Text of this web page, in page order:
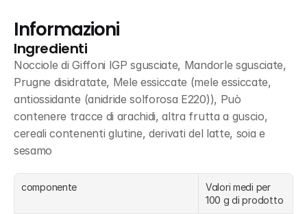
Informazioni
Ingredienti
Nocciole di Giffoni IGP sgusciate, Mandorle sgusciate,
Prugne disidratate, Mele essiccate (mele essiccate,
antiossidante (anidride solforosa E220)), Può
contenere tracce di arachidi, altra frutta a guscio,
cereali contenenti glutine, derivati del latte, soia e
sesamo
componente
Valori medi per
100 g di prodotto